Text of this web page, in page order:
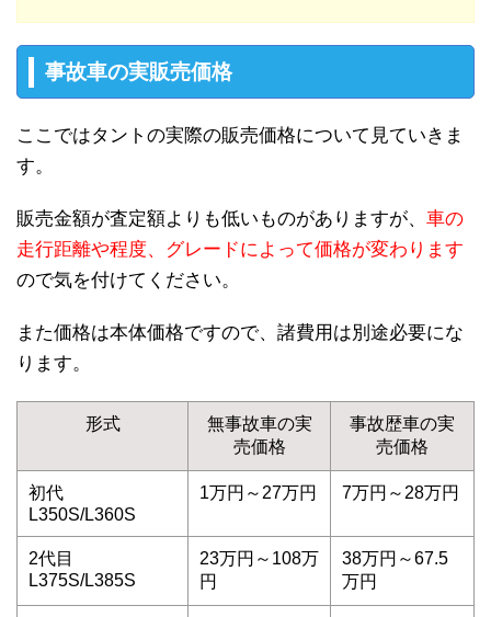
事故車の実販売価格
ここではタントの実際の販売価格について見ていきま
す。
販売金額が査定額よりも低いものがありますが、 車の
走行距離や程度、グレードによって価格が変わります
ので気を付けてください。
また価格は本体価格ですので、諸費用は別途必要にな
ります。
形式
無事故車の実
売価格
事故歴車の実
売価格
初代
L350S/L360S
1万円～27万円 7万円～28万円
2代目
L375S/L385S
23万円～108万
円
38万円～67.5
万円